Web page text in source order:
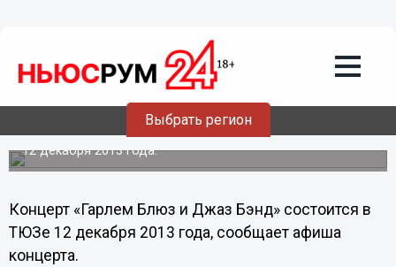
Выбрать регион
10.12.201313:04
Джазовые соратники Луи Армстронга
выступят в Нижнем Новгороде
Концерт «Гарлем Блюз и Джаз Бэнд» состоится в ТЮЗе
12 декабря 2013 года.
Концерт «Гарлем Блюз и Джаз Бэнд» состоится в
ТЮЗе 12 декабря 2013 года, сообщает афиша
концерта.